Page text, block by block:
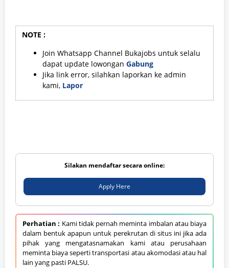
NOTE :
Join Whatsapp Channel Bukajobs untuk selalu
dapat update lowongan Gabung
Jika link error, silahkan laporkan ke admin
kami, Lapor
Silakan mendaftar secara online:
Apply Here
Perhatian : Kami tidak pernah meminta imbalan atau biaya
dalam bentuk apapun untuk perekrutan di situs ini jika ada
pihak yang mengatasnamakan kami atau perusahaan
meminta biaya seperti transportasi atau akomodasi atau hal
lain yang pasti PALSU.